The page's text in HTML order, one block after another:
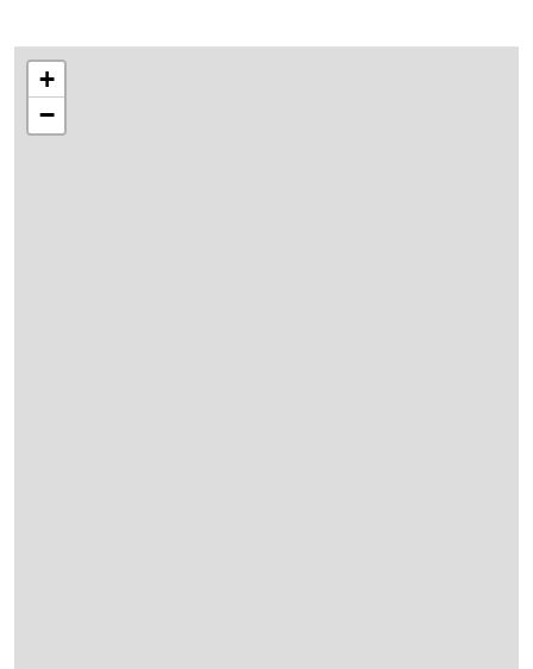
+
−